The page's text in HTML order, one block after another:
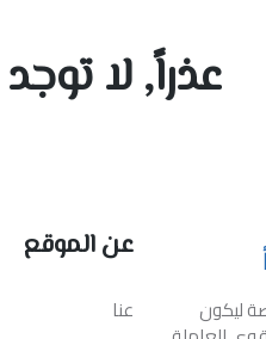
عذراً, لا
ليكون
عن الموقع
عنا